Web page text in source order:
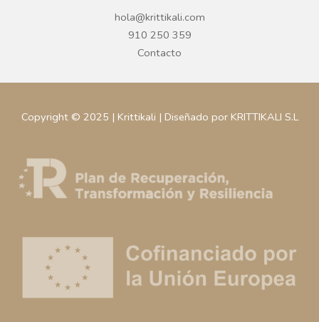
hola@krittikali.com
910 250 359
Contacto
Copyright © 2025 | Krittikali | Diseñado por KRITTIKALI S.L